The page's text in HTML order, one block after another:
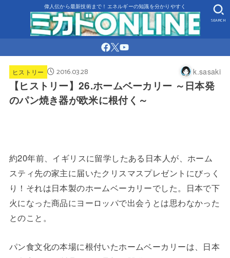
偉人伝から最新技術まで！エネルギーの知識を分かりやすく
SEARCH
ヒストリー 2016.03.28 k.sasaki
【ヒストリー】26.ホームベーカリー ～日本発
のパン焼き器が欧米に根付く～
約20年前、イギリスに留学したある日本人が、ホーム
スティ先の家主に届いたクリスマスプレゼントにびっく
り！それは日本製のホームベーカリーでした。日本で下
火になった商品にヨーロッパで出会うとは思わなかった
とのこと。
パン食文化の本場に根付いたホームベーカリーは、日本